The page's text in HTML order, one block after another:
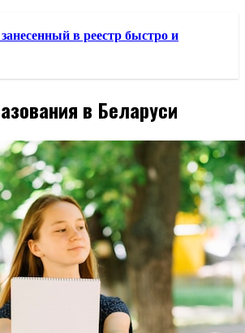
в реестр быстро и
в Беларуси